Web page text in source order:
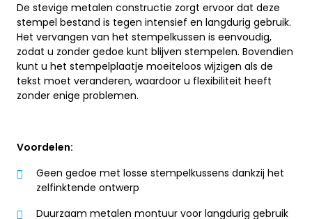
De stevige metalen constructie zorgt ervoor dat deze
stempel bestand is tegen intensief en langdurig gebruik.
Het vervangen van het stempelkussen is eenvoudig,
zodat u zonder gedoe kunt blijven stempelen. Bovendien
kunt u het stempelplaatje moeiteloos wijzigen als de
tekst moet veranderen, waardoor u flexibiliteit heeft
zonder enige problemen.
Voordelen:
Geen gedoe met losse stempelkussens dankzij het
zelfinktende ontwerp
Duurzaam metalen montuur voor langdurig gebruik